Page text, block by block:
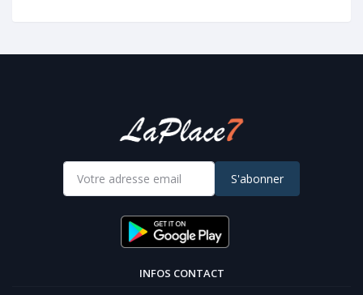
S'abonner
INFOS CONTACT